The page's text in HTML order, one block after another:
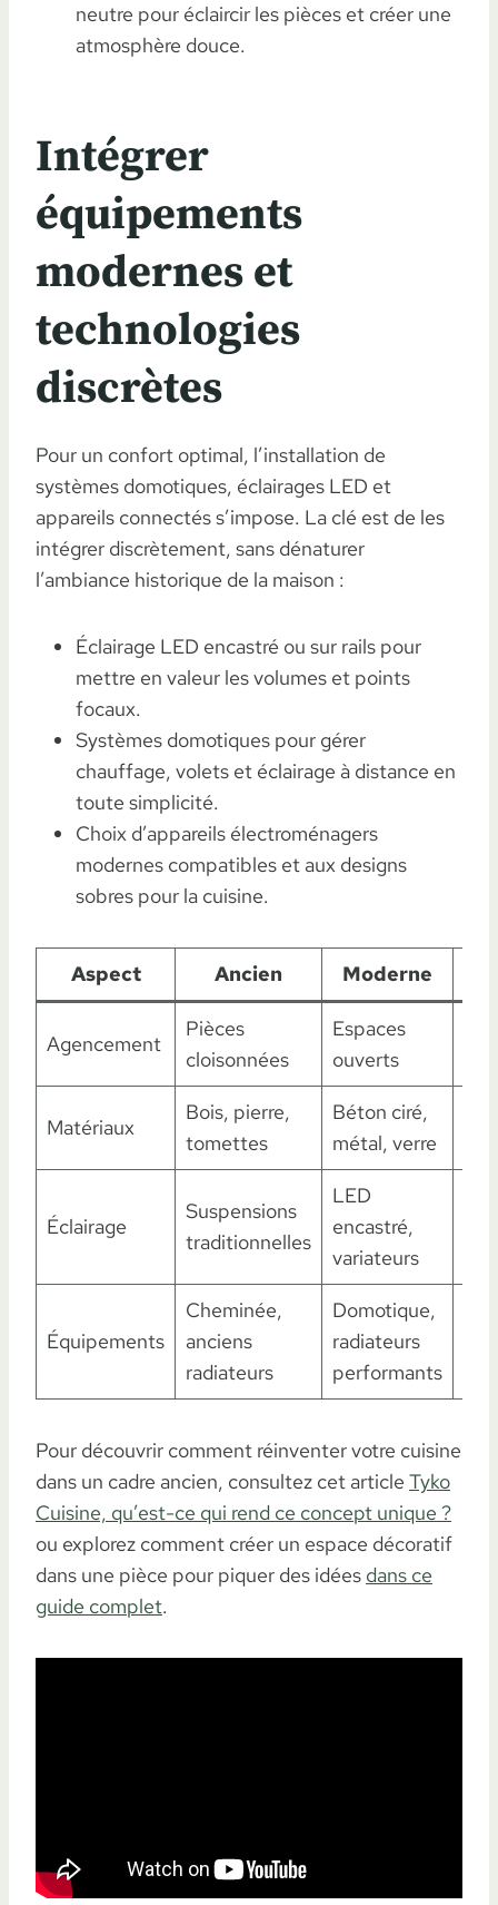
neutre pour éclaircir les pièces et créer une
atmosphère douce.
Intégrer
équipements
modernes et
technologies
discrètes
Pour un confort optimal, l’installation de
systèmes domotiques, éclairages LED et
appareils connectés s’impose. La clé est de les
intégrer discrètement, sans dénaturer
l’ambiance historique de la maison :
Éclairage LED encastré ou sur rails pour
mettre en valeur les volumes et points
focaux.
Systèmes domotiques pour gérer
chauffage, volets et éclairage à distance en
toute simplicité.
Choix d’appareils électroménagers
modernes compatibles et aux designs
sobres pour la cuisine.
Aspect Ancien Moderne
Agencement
Pièces
cloisonnées
Espaces
ouverts
Matériaux
Bois, pierre,
tomettes
Béton ciré,
métal, verre
Éclairage
Suspensions
traditionnelles
LED
encastré,
variateurs
Équipements
Cheminée,
anciens
radiateurs
Domotique,
radiateurs
performants
Pour découvrir comment réinventer votre cuisine
dans un cadre ancien, consultez cet article Tyko
Cuisine, qu’est-ce qui rend ce concept unique ?
ou explorez comment créer un espace décoratif
dans une pièce pour piquer des idées dans ce
guide complet.